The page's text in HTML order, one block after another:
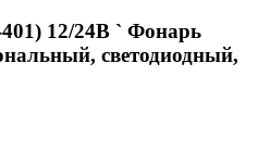
12/24В ` Фонарь
светодиодный,